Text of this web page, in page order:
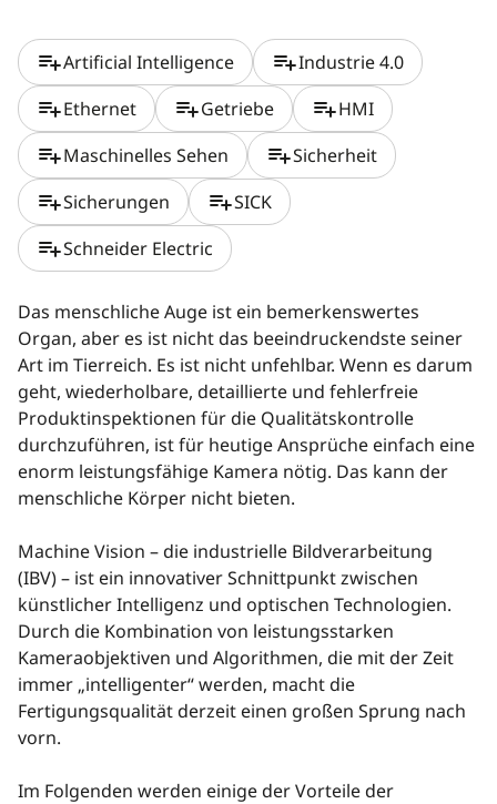
playlist_addArtificial Intelligence playlist_addIndustrie 4.0
playlist_addEthernet playlist_addGetriebe playlist_addHMI
playlist_addMaschinelles Sehen playlist_addSicherheit
playlist_addSicherungen playlist_addSICK
playlist_addSchneider Electric
Das menschliche Auge ist ein bemerkenswertes
Organ, aber es ist nicht das beeindruckendste seiner
Art im Tierreich. Es ist nicht unfehlbar. Wenn es darum
geht, wiederholbare, detaillierte und fehlerfreie
Produktinspektionen für die Qualitätskontrolle
durchzuführen, ist für heutige Ansprüche einfach eine
enorm leistungsfähige Kamera nötig. Das kann der
menschliche Körper nicht bieten.
Machine Vision – die industrielle Bildverarbeitung
(IBV) – ist ein innovativer Schnittpunkt zwischen
künstlicher Intelligenz und optischen Technologien.
Durch die Kombination von leistungsstarken
Kameraobjektiven und Algorithmen, die mit der Zeit
immer „intelligenter“ werden, macht die
Fertigungsqualität derzeit einen großen Sprung nach
vorn.
Im Folgenden werden einige der Vorteile der